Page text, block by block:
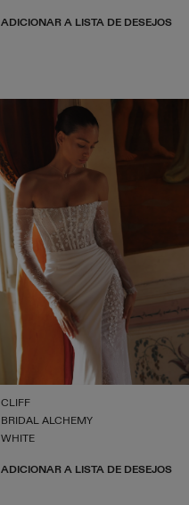
ADICIONAR A LISTA DE DESEJOS
CLIFF
BRIDAL ALCHEMY
WHITE
ADICIONAR A LISTA DE DESEJOS